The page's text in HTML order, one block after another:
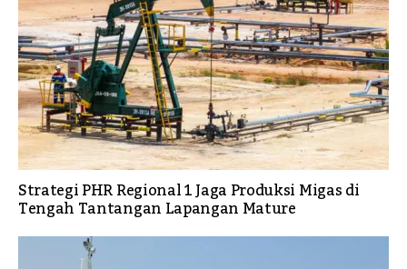
Strategi PHR Regional 1 Jaga Produksi Migas di
Tengah Tantangan Lapangan Mature